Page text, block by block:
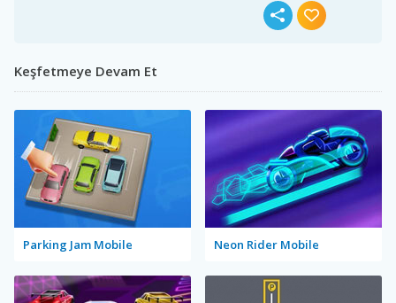
Keşfetmeye Devam Et
Parking Jam Mobile Neon Rider Mobile